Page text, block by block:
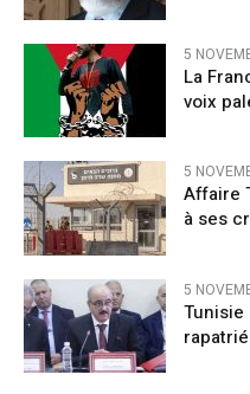
5
La
voix
5
Affaire
à ses
5
Tunisie